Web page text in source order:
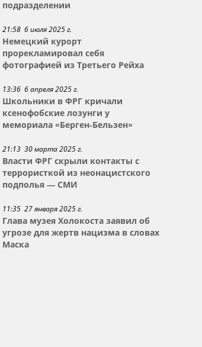
подразделении
21:58 6 июля 2025 г.
Немецкий курорт
прорекламировал себя
фотографией из Третьего Рейха
13:36 6 апреля 2025 г.
Школьники в ФРГ кричали
ксенофобские лозунги у
мемориала «Берген-Бельзен»
21:13 30 марта 2025 г.
Власти ФРГ скрыли контакты с
террористкой из неонацистского
подполья — СМИ
11:35 27 января 2025 г.
Глава музея Холокоста заявил об
угрозе для жертв нацизма в словах
Маска